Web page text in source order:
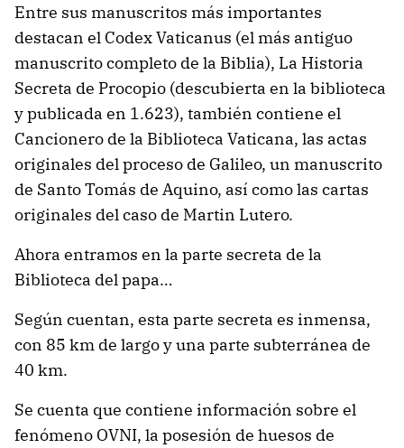
Entre sus manuscritos más importantes
destacan el Codex Vaticanus (el más antiguo
manuscrito completo de la Biblia), La Historia
Secreta de Procopio (descubierta en la biblioteca
y publicada en 1.623), también contiene el
Cancionero de la Biblioteca Vaticana, las actas
originales del proceso de Galileo, un manuscrito
de Santo Tomás de Aquino, así como las cartas
originales del caso de Martin Lutero.
Ahora entramos en la parte secreta de la
Biblioteca del papa…
Según cuentan, esta parte secreta es inmensa,
con 85 km de largo y una parte subterránea de
40 km.
Se cuenta que contiene información sobre el
fenómeno OVNI, la posesión de huesos de